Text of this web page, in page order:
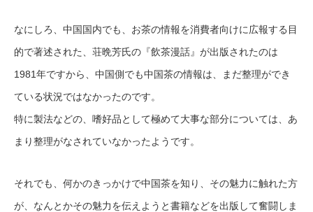
なにしろ、中国国内でも、お茶の情報を消費者向けに広報する目
的で著述された、荘晩芳氏の『飲茶漫話』が出版されたのは
1981年ですから、中国側でも中国茶の情報は、まだ整理ができ
ている状況ではなかったのです。
特に製法などの、嗜好品として極めて大事な部分については、あ
まり整理がなされていなかったようです。
それでも、何かのきっかけで中国茶を知り、その魅力に触れた方
が、なんとかその魅力を伝えようと書籍などを出版して奮闘しま